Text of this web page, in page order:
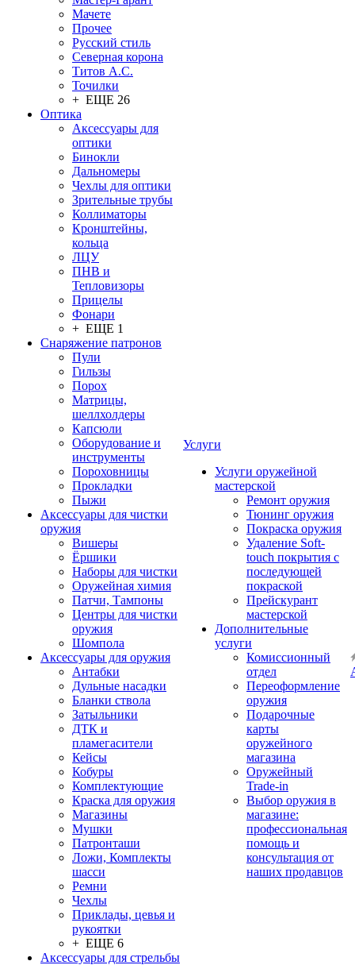
Мачете
Прочее
Русский стиль
Северная корона
Титов А.С.
Точилки
+ ЕЩЕ 26
Оптика
Аксессуары для
оптики
Бинокли
Дальномеры
Чехлы для оптики
Зрительные трубы
Коллиматоры
Кронштейны,
кольца
ЛЦУ
ПНВ и
Тепловизоры
Прицелы
Фонари
+ ЕЩЕ 1
Снаряжение патронов
Пули
Гильзы
Порох
Матрицы,
шеллхолдеры
Капсюли
Оборудование и
инструменты
Пороховницы
Прокладки
Пыжи
Аксессуары для чистки
оружия
Вишеры
Ёршики
Наборы для чистки
Оружейная химия
Патчи, Тампоны
Центры для чистки
оружия
Шомпола
Аксессуары для оружия
Антабки
Дульные насадки
Бланки ствола
Затыльники
ДТК и
пламегасители
Кейсы
Кобуры
Комплектующие
Краска для оружия
Магазины
Мушки
Патронташи
Ложи, Комплекты
шасси
Ремни
Чехлы
Приклады, цевья и
рукоятки
+ ЕЩЕ 6
Аксессуары для стрельбы
Услуги
Услуги оружейной
мастерской
Ремонт оружия
Тюнинг оружия
Покраска оружия
Удаление Soft-
touch покрытия с
последующей
покраской
Прейскурант
мастерской
Дополнительные
услуги
Комиссионный
отдел
Переоформление
оружия
Подарочные
карты
оружейного
магазина
Оружейный
Trade-in
Выбор оружия в
магазине:
профессиональная
помощь и
консультация от
наших продавцов